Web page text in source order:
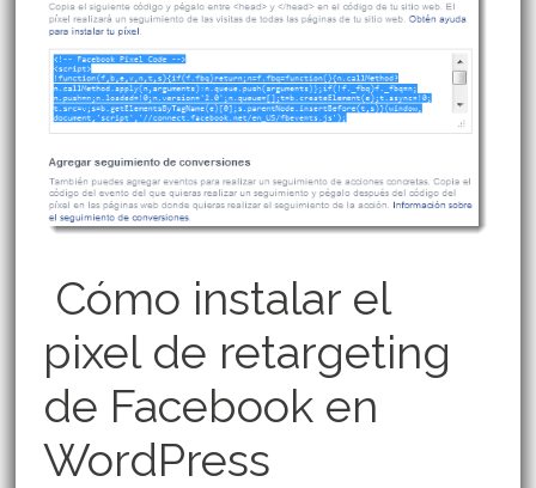
Cómo instalar el
pixel de retargeting
de Facebook en
WordPress